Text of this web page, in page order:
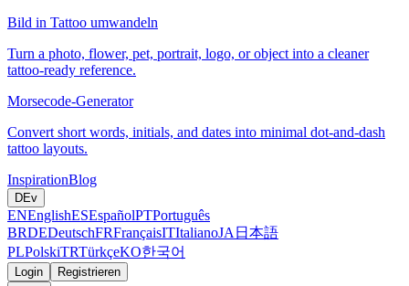
Bild in Tattoo umwandeln
Turn a photo, flower, pet, portrait, logo, or object into a cleaner
tattoo-ready reference.
Morsecode-Generator
Convert short words, initials, and dates into minimal dot-and-dash
tattoo layouts.
InspirationBlog
DEv
ENEnglishESEspañolPTPortuguês
BRDEDeutschFRFrançaisITItalianoJA 日本語
PLPolskiTRTürkçeKO한국어
Login
Registrieren